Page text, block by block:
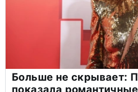
Больше не скрывает:
показала